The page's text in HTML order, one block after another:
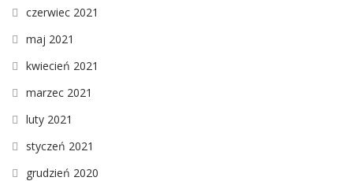
czerwiec 2021
maj 2021
kwiecień 2021
marzec 2021
luty 2021
styczeń 2021
grudzień 2020